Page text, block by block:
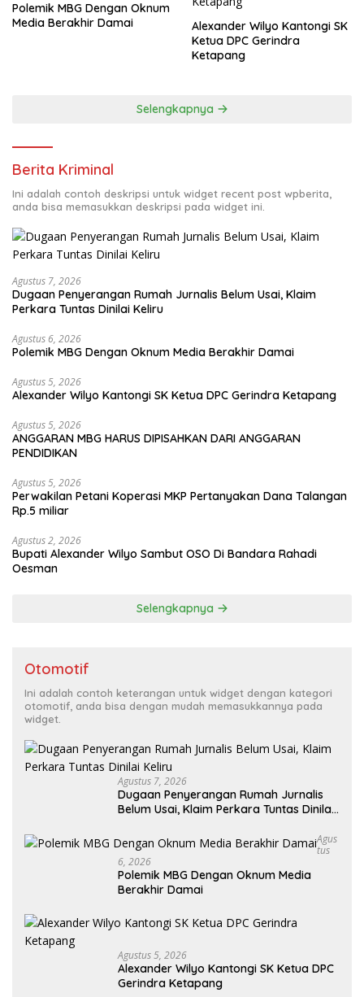
Polemik MBG Dengan Oknum
Media Berakhir Damai
Alexander Wilyo Kantongi SK
Ketua DPC Gerindra
Ketapang
Selengkapnya
Berita Kriminal
Ini adalah contoh deskripsi untuk widget recent post wpberita,
anda bisa memasukkan deskripsi pada widget ini.
Agustus 7, 2026
Dugaan Penyerangan Rumah Jurnalis Belum Usai, Klaim
Perkara Tuntas Dinilai Keliru
Agustus 6, 2026
Polemik MBG Dengan Oknum Media Berakhir Damai
Agustus 5, 2026
Alexander Wilyo Kantongi SK Ketua DPC Gerindra Ketapang
Agustus 5, 2026
ANGGARAN MBG HARUS DIPISAHKAN DARI ANGGARAN
PENDIDIKAN
Agustus 5, 2026
Perwakilan Petani Koperasi MKP Pertanyakan Dana Talangan
Rp.5 miliar
Agustus 2, 2026
Bupati Alexander Wilyo Sambut OSO Di Bandara Rahadi
Oesman
Selengkapnya
Otomotif
Ini adalah contoh keterangan untuk widget dengan kategori
otomotif, anda bisa dengan mudah memasukkannya pada
widget.
Agustus 7, 2026
Dugaan Penyerangan Rumah Jurnalis
Belum Usai, Klaim Perkara Tuntas Dinilai
Agus
Tus
6, 2026
Polemik MBG Dengan Oknum Media
Berakhir Damai
Agustus 5, 2026
Alexander Wilyo Kantongi SK Ketua DPC
Gerindra Ketapang